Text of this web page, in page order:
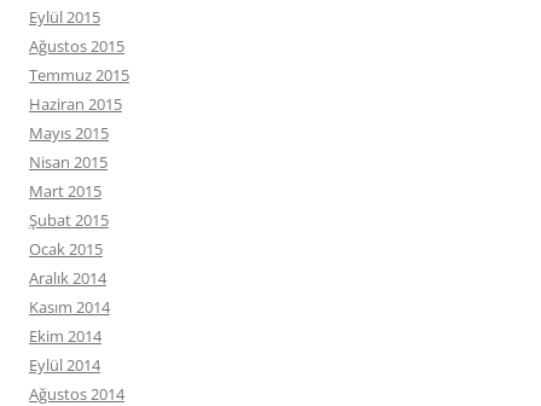
Eylül 2015
Ağustos 2015
Temmuz 2015
Haziran 2015
Mayıs 2015
Nisan 2015
Mart 2015
Şubat 2015
Ocak 2015
Aralık 2014
Kasım 2014
Ekim 2014
Eylül 2014
Ağustos 2014